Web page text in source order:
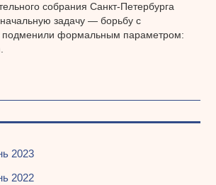
собрания Санкт-Петербурга
задачу — борьбу с
формальным параметром:
2023
2022